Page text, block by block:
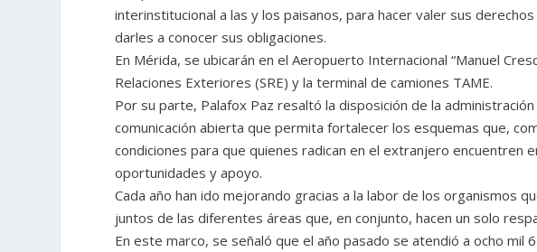
interinstitucional a las y los paisanos, para hacer valer sus
darles a conocer sus obligaciones.
En Mérida, se ubicarán en el Aeropuerto Internacional “Manuel
Relaciones Exteriores (SRE) y la terminal de camiones TAME.
Por su parte, Palafox Paz resaltó la disposición de la
comunicación abierta que permita fortalecer los esquemas que,
condiciones para que quienes radican en el extranjero encuentren
oportunidades y apoyo.
Cada año han ido mejorando gracias a la labor de los organismos
juntos de las diferentes áreas que, en conjunto, hacen un solo
En este marco, se señaló que el año pasado se atendió a ocho